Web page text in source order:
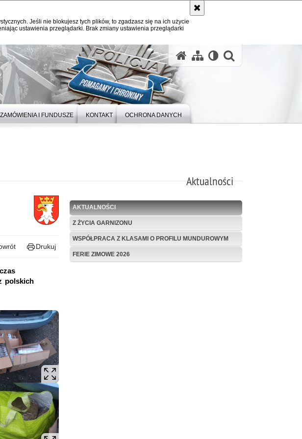
Jeśli nie blokujesz tych plików, to zgadzasz się na ich użycie
ustawienia przeglądarki. Brak zmiany ustawienia przeglądarki
ZAMÓWIENIA I FUNDUSZE KONTAKT OCHRONA DANYCH
Aktualności
Drukuj
polskich
AKTUALNOŚCI
Z ŻYCIA GARNIZONU
WSPÓŁPRACA Z KLASAMI O PROFILU MUNDUROWYM
FERIE ZIMOWE 2026